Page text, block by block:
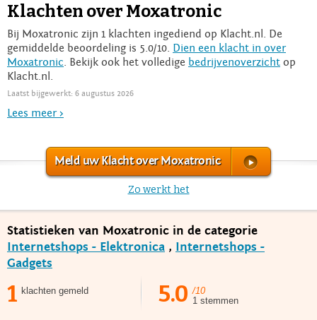
Login
Klachten over Moxatronic
Bij Moxatronic zijn 1 klachten ingediend op Klacht.nl. De
gemiddelde beoordeling is 5.0/10. Dien een klacht in over
Moxatronic . Bekijk ook het volledige bedrijvenoverzicht op
Klacht.nl.
Laatst bijgewerkt: 6 augustus 2026
Lees meer >
Meld uw Klacht over Moxatronic
Zo werkt het
Statistieken van Moxatronic in de categorie
Internetshops - Elektronica , Internetshops -
Gadgets
1 klachten gemeld 5.0 /10
1 stemmen